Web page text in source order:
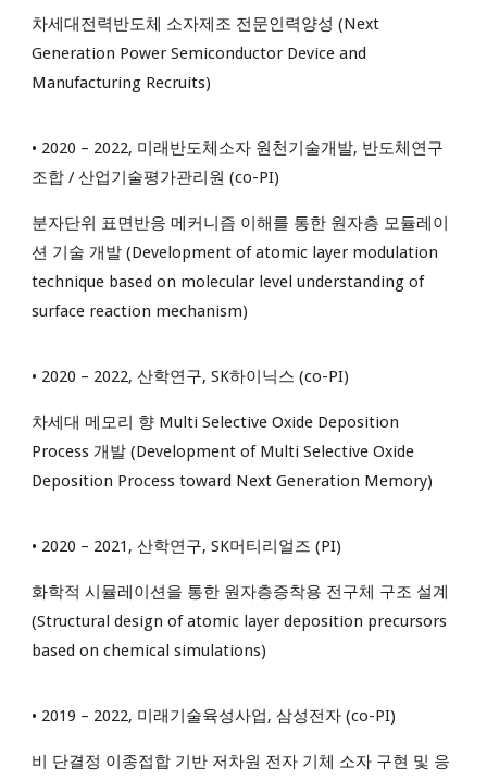
차세대전력반도체 소자제조 전문인력양성 (Next
Generation Power Semiconductor Device and
Manufacturing Recruits)
• 2020 – 2022, 미래반도체소자 원천기술개발, 반도체연구
조합 / 산업기술평가관리원 (co-PI)
분자단위 표면반응 메커니즘 이해를 통한 원자층 모듈레이
션 기술 개발 (Development of atomic layer modulation
technique based on molecular level understanding of
surface reaction mechanism)
• 2020 – 2022, 산학연구, SK하이닉스 (co-PI)
차세대 메모리 향 Multi Selective Oxide Deposition
Process 개발 (Development of Multi Selective Oxide
Deposition Process toward Next Generation Memory)
• 2020 – 2021, 산학연구, SK머티리얼즈 (PI)
화학적 시뮬레이션을 통한 원자층증착용 전구체 구조 설계
(Structural design of atomic layer deposition precursors
based on chemical simulations)
• 2019 – 2022, 미래기술육성사업, 삼성전자 (co-PI)
비 단결정 이종접합 기반 저차원 전자 기체 소자 구현 및 응